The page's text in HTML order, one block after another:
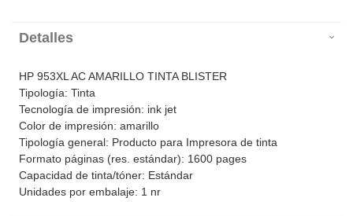
Detalles
HP 953XL AC AMARILLO TINTA BLISTER
Tipología: Tinta
Tecnología de impresión: ink jet
Color de impresión: amarillo
Tipología general: Producto para Impresora de tinta
Formato páginas (res. estándar): 1600 pages
Capacidad de tinta/tóner: Estándar
Unidades por embalaje: 1 nr